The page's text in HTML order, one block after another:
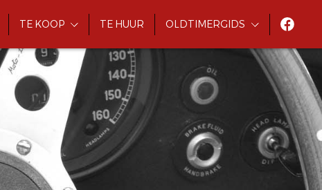
TE KOOP TE HUUR OLDTIMERGIDS